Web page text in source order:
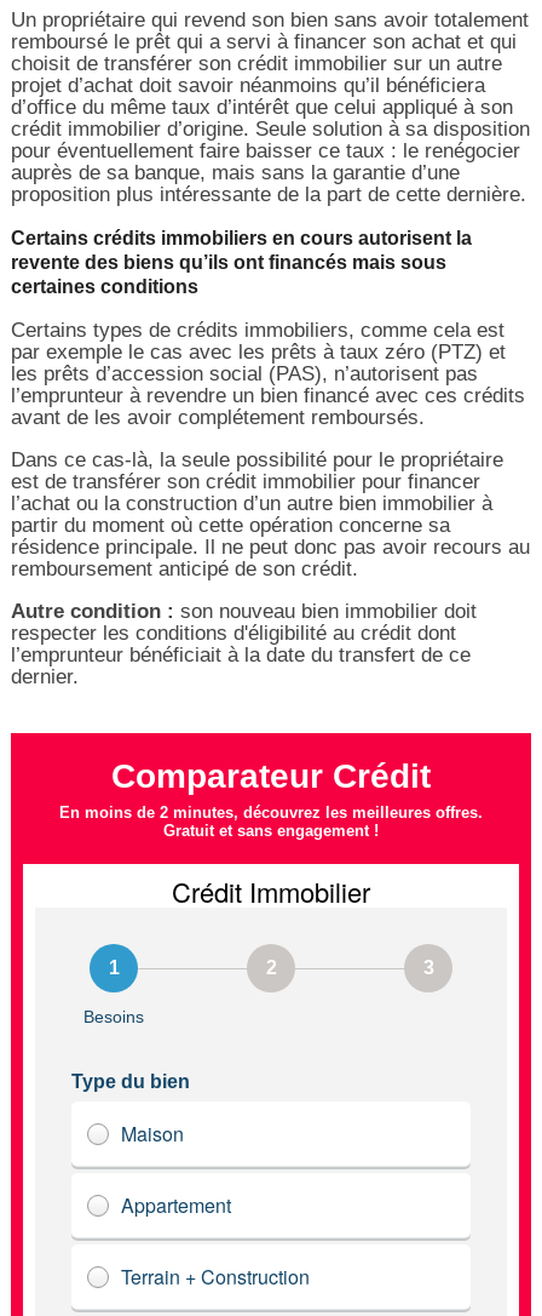
Un propriétaire qui revend son bien sans avoir totalement
remboursé le prêt qui a servi à financer son achat et qui
choisit de transférer son crédit immobilier sur un autre
projet d’achat doit savoir néanmoins qu’il bénéficiera
d’office du même taux d’intérêt que celui appliqué à son
crédit immobilier d’origine. Seule solution à sa disposition
pour éventuellement faire baisser ce taux : le renégocier
auprès de sa banque, mais sans la garantie d’une
proposition plus intéressante de la part de cette dernière.
Certains crédits immobiliers en cours autorisent la
revente des biens qu’ils ont financés mais sous
certaines conditions
Certains types de crédits immobiliers, comme cela est
par exemple le cas avec les prêts à taux zéro (PTZ) et
les prêts d’accession social (PAS), n’autorisent pas
l’emprunteur à revendre un bien financé avec ces crédits
avant de les avoir complétement remboursés.
Dans ce cas-là, la seule possibilité pour le propriétaire
est de transférer son crédit immobilier pour financer
l’achat ou la construction d’un autre bien immobilier à
partir du moment où cette opération concerne sa
résidence principale. Il ne peut donc pas avoir recours au
remboursement anticipé de son crédit.
Autre condition : son nouveau bien immobilier doit
respecter les conditions d'éligibilité au crédit dont
l’emprunteur bénéficiait à la date du transfert de ce
dernier.
Comparateur Crédit
En moins de 2 minutes, découvrez les meilleures offres.
Gratuit et sans engagement !